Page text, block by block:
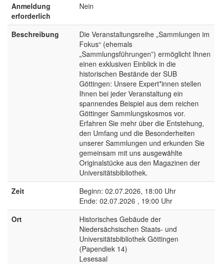
Anmeldung
erforderlich
Nein
Beschreibung
Die Veranstaltungsreihe „Sammlungen im
Fokus“ (ehemals
„Sammlungsführungen”) ermöglicht Ihnen
einen exklusiven Einblick in die
historischen Bestände der SUB
Göttingen: Unsere Expert*innen stellen
Ihnen bei jeder Veranstaltung ein
spannendes Beispiel aus dem reichen
Göttinger Sammlungskosmos vor.
Erfahren Sie mehr über die Entstehung,
den Umfang und die Besonderheiten
unserer Sammlungen und erkunden Sie
gemeinsam mit uns ausgewählte
Originalstücke aus den Magazinen der
Universitätsbibliothek.
Zeit
Beginn: 02.07.2026, 18:00 Uhr
Ende: 02.07.2026 , 19:00 Uhr
Ort
Historisches Gebäude der
Niedersächsischen Staats- und
Universitätsbibliothek Göttingen
(Papendiek 14)
Lesesaal